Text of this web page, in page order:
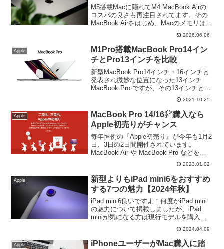
M5搭載Macに隠れてM4 MacBook Airの
コスパの良さも再注目されてます。その
MacBook Airをはじめ、Macのメモリは
16GBのままで良いのか、カスタマイズモ
デルが良いのか！？購入前の最重要ポイ
ントです。
2026.06.06
Apple
M1Pro搭載MacBook Pro14イン
チとPro13インチを比較
新型MacBook Pro14インチ・16インチと
発表され微妙な位置になった13インチ
MacBook Pro ですが、その13インチと比
較すると「14インチのベースグレードは
もしかしたらお買い得なのではない
か！？」と感じる方も多いでしょう。比
較してみました！
2021.10.25
Apple
MacBook Pro 14/16㌅購入なら
Apple初売りがチャンス
毎年恒例の『Apple初売り』が今年も1月2
日、3日の2日間開催されています。
MacBook Air や MacBook Pro などを購
入するなら最高32,000円分のApple Gift
Card が貰えるこの機会をお見逃しなく！
2023.01.02
Apple
新型よりもiPad mini6をおすすめ
する7つの魅力【2024年秋】
iPad mini6良いですよ！何度かiPad mini
の魅力について掲載しましたが、iPad
miniが気になる方は現行モデルを購入す
べきなのか！？噂でしかない新型を待つ
よりも第6世代ユーザーの私が第6世代を
お勧めする理由がこちら。
2024.04.09
Apple
iPhoneユーザーがMac購入に踏